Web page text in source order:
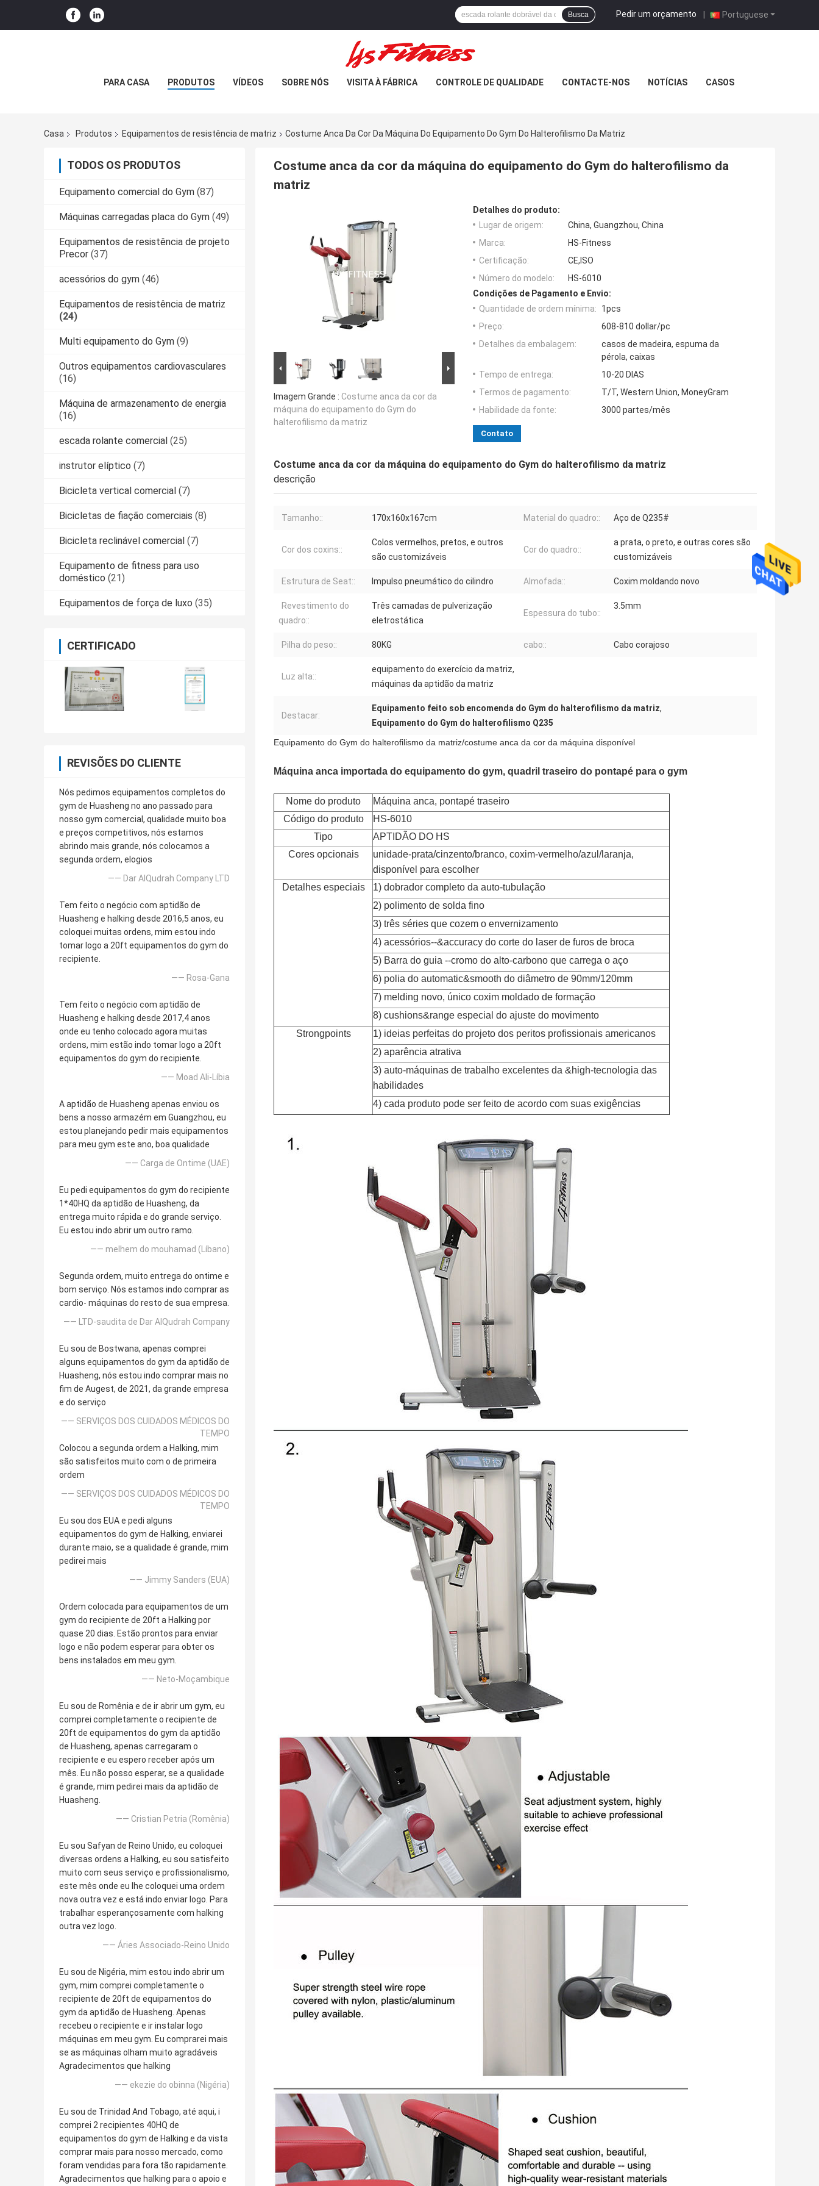
Portuguese
Pedir um orçamento |
Busca
PARA CASA PRODUTOS VÍDEOS SOBRE NÓS VISITA À FÁBRICA CONTROLE DE QUALIDADE CONTACTE-NOS NOTÍCIAS CASOS
Casa Produtos Equipamentos de resistência de matriz Costume Anca Da Cor Da Máquina Do Equipamento Do Gym Do Halterofilismo Da Matriz
TODOS OS PRODUTOS
Equipamento comercial do Gym (87)
Máquinas carregadas placa do Gym (49)
Equipamentos de resistência de projeto
Precor (37)
acessórios do gym (46)
Equipamentos de resistência de matriz
(24)
Multi equipamento do Gym (9)
Outros equipamentos cardiovasculares
(16)
Máquina de armazenamento de energia
(16)
escada rolante comercial (25)
instrutor elíptico (7)
Bicicleta vertical comercial (7)
Bicicletas de fiação comerciais (8)
Bicicleta reclinável comercial (7)
Equipamento de fitness para uso
doméstico (21)
Equipamentos de força de luxo (35)
CERTIFICADO
REVISÕES DO CLIENTE
Nós pedimos equipamentos completos do
gym de Huasheng no ano passado para
nosso gym comercial, qualidade muito boa
e preços competitivos, nós estamos
abrindo mais grande, nós colocamos a
segunda ordem, elogios
—— Dar AlQudrah Company LTD
Tem feito o negócio com aptidão de
Huasheng e halking desde 2016,5 anos, eu
coloquei muitas ordens, mim estou indo
tomar logo a 20ft equipamentos do gym do
recipiente.
—— Rosa-Gana
Tem feito o negócio com aptidão de
Huasheng e halking desde 2017,4 anos
onde eu tenho colocado agora muitas
ordens, mim estão indo tomar logo a 20ft
equipamentos do gym do recipiente.
—— Moad Ali-Líbia
A aptidão de Huasheng apenas enviou os
bens a nosso armazém em Guangzhou, eu
estou planejando pedir mais equipamentos
para meu gym este ano, boa qualidade
—— Carga de Ontime (UAE)
Eu pedi equipamentos do gym do recipiente
1*40HQ da aptidão de Huasheng, da
entrega muito rápida e do grande serviço.
Eu estou indo abrir um outro ramo.
—— melhem do mouhamad (Líbano)
Segunda ordem, muito entrega do ontime e
bom serviço. Nós estamos indo comprar as
cardio- máquinas do resto de sua empresa.
—— LTD-saudita de Dar AlQudrah Company
Eu sou de Bostwana, apenas comprei
alguns equipamentos do gym da aptidão de
Huasheng, nós estou indo comprar mais no
fim de Augest, de 2021, da grande empresa
e do serviço
—— SERVIÇOS DOS CUIDADOS MÉDICOS DO
TEMPO
Colocou a segunda ordem a Halking, mim
são satisfeitos muito com o de primeira
ordem
—— SERVIÇOS DOS CUIDADOS MÉDICOS DO
TEMPO
Eu sou dos EUA e pedi alguns
equipamentos do gym de Halking, enviarei
durante maio, se a qualidade é grande, mim
pedirei mais
—— Jimmy Sanders (EUA)
Ordem colocada para equipamentos de um
gym do recipiente de 20ft a Halking por
quase 20 dias. Estão prontos para enviar
logo e não podem esperar para obter os
bens instalados em meu gym.
—— Neto-Moçambique
Eu sou de Romênia e de ir abrir um gym, eu
comprei completamente o recipiente de
20ft de equipamentos do gym da aptidão
de Huasheng, apenas carregaram o
recipiente e eu espero receber após um
mês. Eu não posso esperar, se a qualidade
é grande, mim pedirei mais da aptidão de
Huasheng.
—— Cristian Petria (Romênia)
Eu sou Safyan de Reino Unido, eu coloquei
diversas ordens a Halking, eu sou satisfeito
muito com seus serviço e profissionalismo,
este mês onde eu lhe coloquei uma ordem
nova outra vez e está indo enviar logo. Para
trabalhar esperançosamente com halking
outra vez logo.
—— Áries Associado-Reino Unido
Eu sou de Nigéria, mim estou indo abrir um
gym, mim comprei completamente o
recipiente de 20ft de equipamentos do
gym da aptidão de Huasheng. Apenas
recebeu o recipiente e ir instalar logo
máquinas em meu gym. Eu comprarei mais
se as máquinas olham muito agradáveis
Agradecimentos que halking
—— ekezie do obinna (Nigéria)
Eu sou de Trinidad And Tobago, até aqui, i
comprei 2 recipientes 40HQ de
equipamentos do gym de Halking e da vista
comprar mais para nosso mercado, como
foram vendidas para fora tão rapidamente.
Agradecimentos que halking para o apoio e
Costume anca da cor da máquina do equipamento do Gym do halterofilismo da
matriz
Imagem Grande : Costume anca da cor da
máquina do equipamento do Gym do
halterofilismo da matriz
Detalhes do produto:
Lugar de origem:
China, Guangzhou, China
Marca:
HS-Fitness
Certificação:
CE,ISO
Número do modelo:
HS-6010
Condições de Pagamento e Envio:
Quantidade de ordem mínima:
1pcs
Preço:
608-810 dollar/pc
Detalhes da embalagem:
casos de madeira, espuma da
pérola, caixas
Tempo de entrega:
10-20 DIAS
Termos de pagamento:
T/T, Western Union, MoneyGram
Habilidade da fonte:
3000 partes/mês
Contato
Costume anca da cor da máquina do equipamento do Gym do halterofilismo da matriz
descrição
Tamanho:: 170x160x167cm Material do quadro:: Aço de Q235#
Cor dos coxins::
Colos vermelhos, pretos, e outros
são customizáveis
Cor do quadro::
a prata, o preto, e outras cores são
customizáveis
Estrutura de Seat:: Impulso pneumático do cilindro Almofada:: Coxim moldando novo
Revestimento do
quadro::
Três camadas de pulverização
eletrostática
Espessura do tubo::
3.5mm
Pilha do peso:: 80KG cabo:: Cabo corajoso
Luz alta::
equipamento do exercício da matriz,
máquinas da aptidão da matriz
Destacar:
Equipamento feito sob encomenda do Gym do halterofilismo da matriz,
Equipamento do Gym do halterofilismo Q235
Equipamento do Gym do halterofilismo da matriz/costume anca da cor da máquina disponível
Máquina anca importada do equipamento do gym, quadril traseiro do pontapé para o gym
Nome do produto
Máquina anca, pontapé traseiro
Código do produto
HS-6010
Tipo
APTIDÃO DO HS
Cores opcionais
unidade-prata/cinzento/branco, coxim-vermelho/azul/laranja,
disponível para escolher
Detalhes especiais
1) dobrador completo da auto-tubulação
2) polimento de solda fino
3) três séries que cozem o envernizamento
4) acessórios--&accuracy do corte do laser de furos de broca
5) Barra do guia --cromo do alto-carbono que carrega o aço
6) polia do automatic&smooth do diâmetro de 90mm/120mm
7) melding novo, único coxim moldado de formação
8) cushions&range especial do ajuste do movimento
Strongpoints
1) ideias perfeitas do projeto dos peritos profissionais americanos
2) aparência atrativa
3) auto-máquinas de trabalho excelentes da &high-tecnologia das
habilidades
4) cada produto pode ser feito de acordo com suas exigências